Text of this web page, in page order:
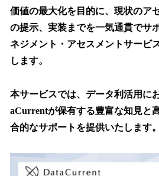
込
み
中
で
す
価値の最大化を目的に、現状のア
の提示、実装までを一気通貫でサ
ネジメント・アセスメントサービ
します。
本サービスでは、データ利活用に
aCurrentが保有する豊富な知見と
合的なサポートを提供いたします。